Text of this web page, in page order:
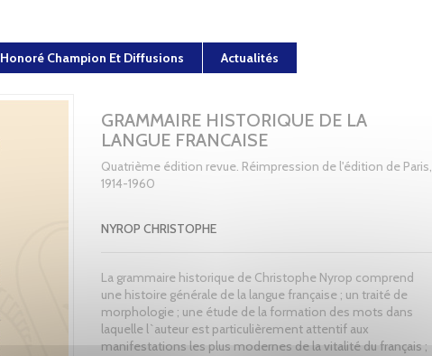
Honoré Champion Et Diffusions Actualités
GRAMMAIRE HISTORIQUE DE LA
LANGUE FRANCAISE
Quatrième édition revue. Réimpression de l'édition de Paris,
1914-1960
NYROP CHRISTOPHE
La grammaire historique de Christophe Nyrop comprend
une histoire générale de la langue française ; un traité de
morphologie ; une étude de la formation des mots dans
laquelle l`auteur est particulièrement attentif aux
manifestations les plus modernes de la vitalité du français ;